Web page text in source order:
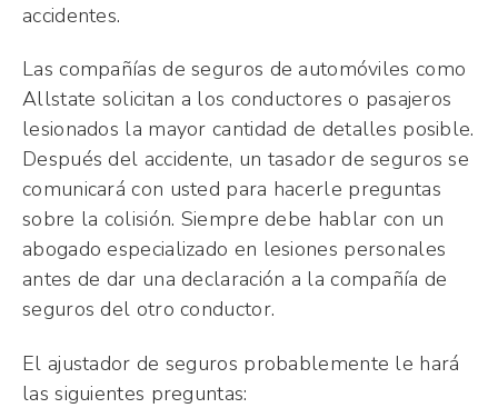
accidentes.
Las compañías de seguros de automóviles como
Allstate solicitan a los conductores o pasajeros
lesionados la mayor cantidad de detalles posible.
Después del accidente, un tasador de seguros se
comunicará con usted para hacerle preguntas
sobre la colisión. Siempre debe hablar con un
abogado especializado en lesiones personales
antes de dar una declaración a la compañía de
seguros del otro conductor.
El ajustador de seguros probablemente le hará
las siguientes preguntas: